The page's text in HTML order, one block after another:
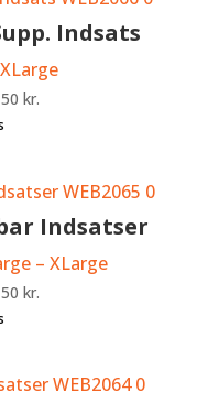
Indsats
kr.
Indsatser
– XLarge
kr.